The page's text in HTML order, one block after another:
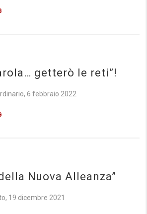
getterò le reti”!
6 febbraio 2022
Nuova Alleanza”
19 dicembre 2021